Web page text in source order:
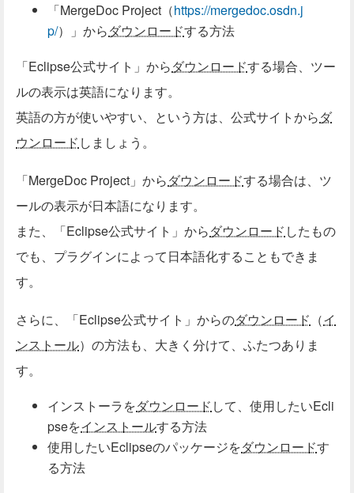
「MergeDoc Project（https://mergedoc.osdn.j
p/）」からダウンロードする方法
「Eclipse公式サイト」からダウンロードする場合、ツー
ルの表示は英語になります。
英語の方が使いやすい、という方は、公式サイトからダ
ウンロード しましょう。
「MergeDoc Project」からダウンロードする場合は、ツ
ールの表示が日本語になります。
また、「Eclipse公式サイト」からダウンロード したもの
でも、プラグインによって日本語化することもできま
す。
さらに、「Eclipse公式サイト」からのダウンロード （イ
ンストール）の方法も、大きく分けて、ふたつありま
す。
インストーラをダウンロード して、使用したいEcli
pseをインストールする方法
使用したいEclipseのパッケージをダウンロードす
る方法